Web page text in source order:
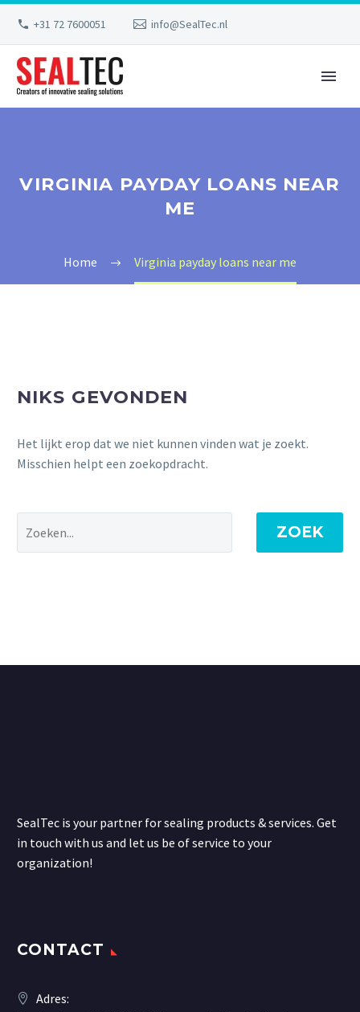
+31 72 7600051 info@SealTec.nl
VIRGINIA PAYDAY LOANS NEAR
ME
Home Virginia payday loans near me
NIKS GEVONDEN
Het lijkt erop dat we niet kunnen vinden wat je zoekt.
Misschien helpt een zoekopdracht.
ZOEK
SealTec is your partner for sealing products & services. Get
in touch with us and let us be of service to your
organization!
CONTACT
Adres: